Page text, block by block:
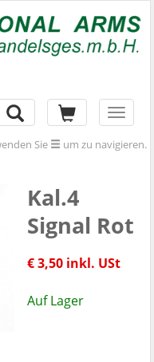
Sie um zu navigieren.
Kal.4
Signal Rot
€ 3,50 inkl. USt
Auf Lager